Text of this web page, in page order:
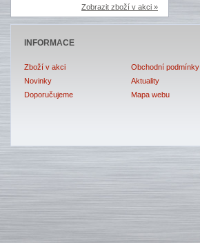
Zobrazit zboží v akci »
INFORMACE
Zboží v akci
Novinky
Doporučujeme
Obchodní podmínky
Aktuality
Mapa webu